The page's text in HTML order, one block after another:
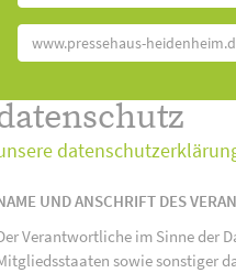
www.pressehaus-
UND ANSCHRIFT DES
Verantwortliche im Sinne der
sowie sonstiger